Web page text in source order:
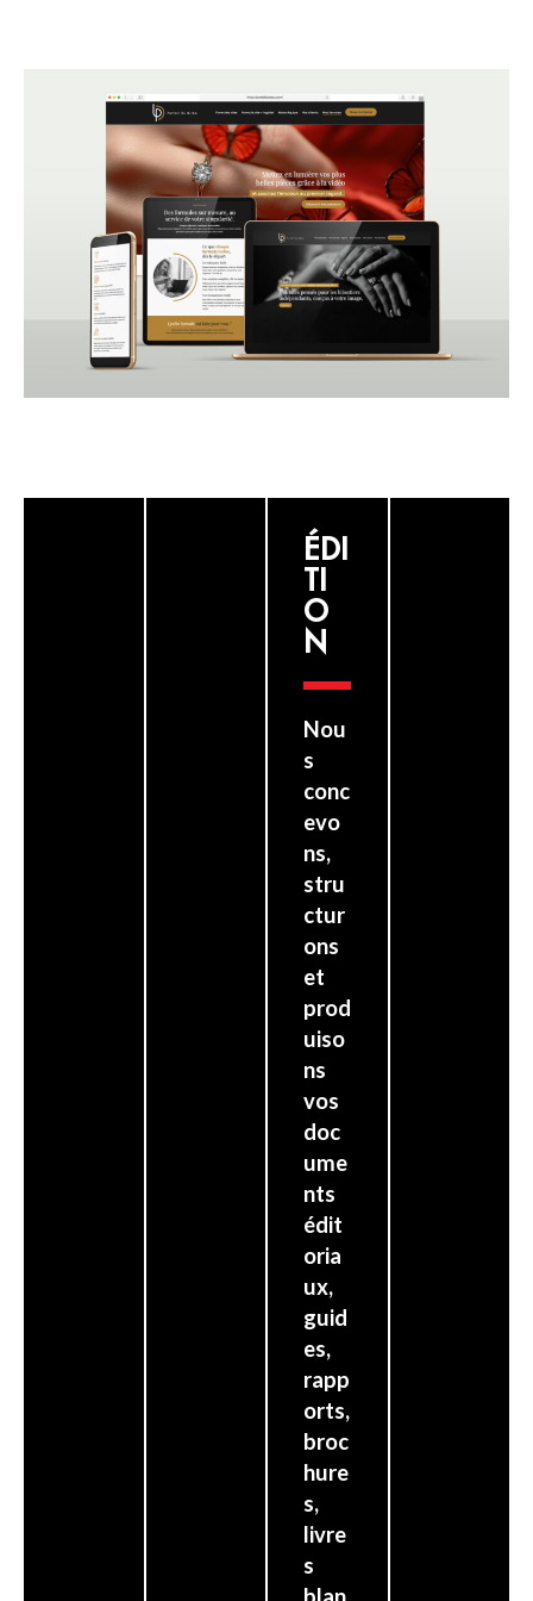
ÉDI
TI
O
N
Nou
s
conc
evo
ns,
stru
ctur
ons
et
prod
uiso
ns
vos
doc
ume
nts
édit
oria
ux,
guid
es,
rapp
orts,
broc
hure
s,
livre
s
blan